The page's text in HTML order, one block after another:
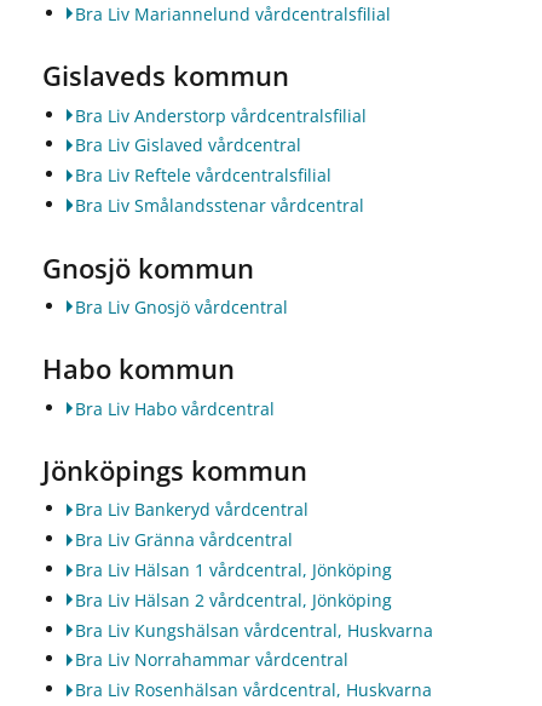
Bra Liv Mariannelund vårdcentralsfilial
Gislaveds kommun
Bra Liv Anderstorp vårdcentralsfilial
Bra Liv Gislaved vårdcentral
Bra Liv Reftele vårdcentralsfilial
Bra Liv Smålandsstenar vårdcentral
Gnosjö kommun
Bra Liv Gnosjö vårdcentral
Habo kommun
Bra Liv Habo vårdcentral
Jönköpings kommun
Bra Liv Bankeryd vårdcentral
Bra Liv Gränna vårdcentral
Bra Liv Hälsan 1 vårdcentral, Jönköping
Bra Liv Hälsan 2 vårdcentral, Jönköping
Bra Liv Kungshälsan vårdcentral, Huskvarna
Bra Liv Norrahammar vårdcentral
Bra Liv Rosenhälsan vårdcentral, Huskvarna